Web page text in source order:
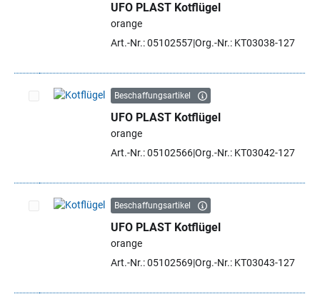
Artikel auswählen
UFO PLAST Kotflügel
orange
Art.-Nr.: 05102557Org.-Nr.: KT03038-127
Artikel auswählen
Beschaffungsartikel
UFO PLAST Kotflügel
orange
Art.-Nr.: 05102566Org.-Nr.: KT03042-127
Artikel auswählen
Beschaffungsartikel
UFO PLAST Kotflügel
orange
Art.-Nr.: 05102569 Org.-Nr.: KT03043-127